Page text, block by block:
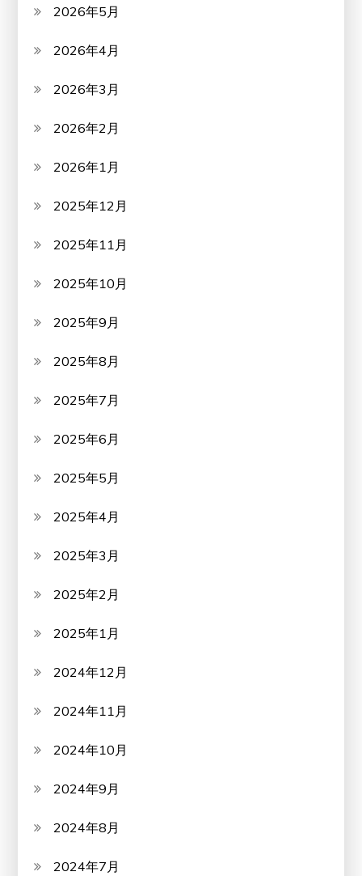
2026年5月
2026年4月
2026年3月
2026年2月
2026年1月
2025年12月
2025年11月
2025年10月
2025年9月
2025年8月
2025年7月
2025年6月
2025年5月
2025年4月
2025年3月
2025年2月
2025年1月
2024年12月
2024年11月
2024年10月
2024年9月
2024年8月
2024年7月